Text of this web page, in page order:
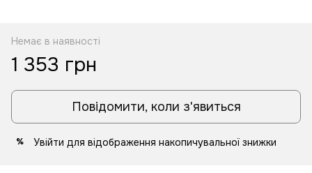
Немає в наявності
1 353 грн
Повідомити, коли з'явиться
% Увійти для відображення накопичувальної знижки